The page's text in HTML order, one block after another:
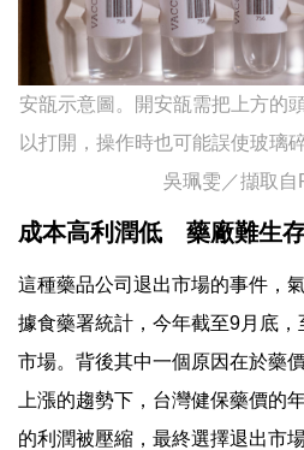
安瓿示意圖。開安瓿需把上方的
以打開，操作時也可能誤使玻璃
吳珮雯／擷取自
成本高利潤低 藥廠難生
這種藥品公司退出市場的事件，
據食藥署統計，今年截至9月底
市場。背後其中一個原因在於藥
上漲的趨勢下，台灣健保藥價的
的利潤被壓縮，最終選擇退出市場